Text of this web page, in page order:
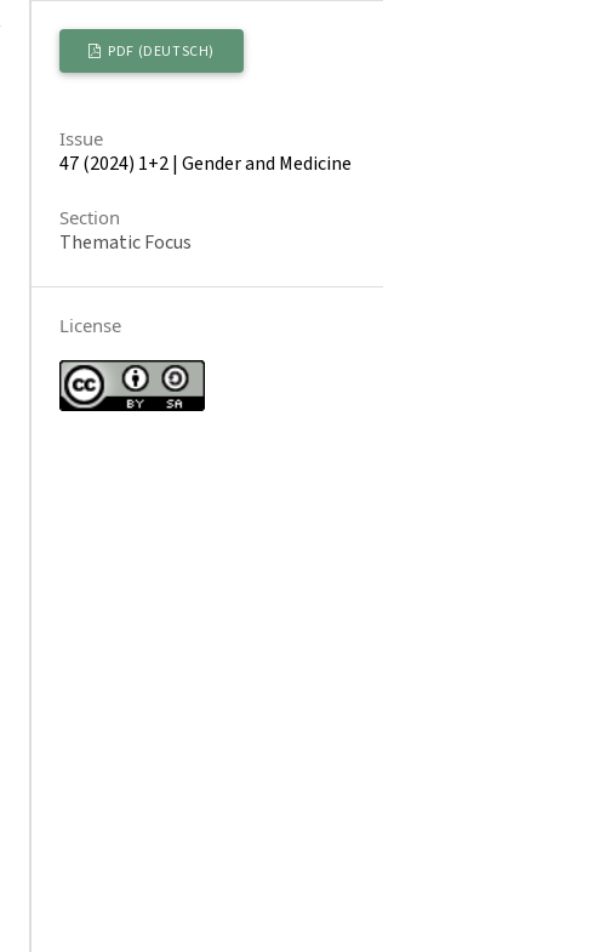
PDF (DEUTSCH)
Issue
47 (2024) 1+2 | Gender and Medicine
Section
Thematic Focus
License